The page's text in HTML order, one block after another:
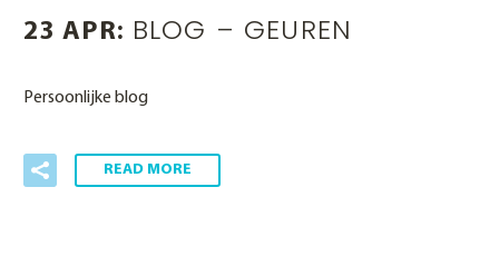
23 APR: BLOG – GEUREN
Persoonlijke blog
READ MORE